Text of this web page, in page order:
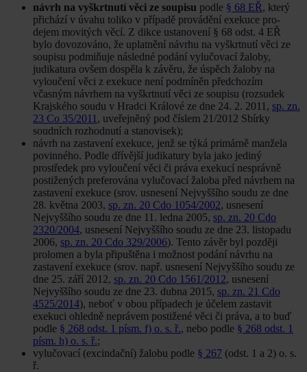
návrh na vyškrtnutí věci ze soupisu podle § 68 EŘ, který
přichází v úvahu toliko v případě provádění exekuce pro­
dejem movitých věcí. Z dikce ustanovení § 68 odst. 4 EŘ
bylo dovozováno, že uplatnění návrhu na vyškrtnutí věci ze
soupisu podmiňuje následné podání vylučovací žalo­by,
judikatura ovšem dospěla k závěru, že úspěch žaloby na
vyloučení věci z exekuce není podmíněn předchozím
včasným návrhem na vyškrtnutí věci ze soupisu (rozsudek
Krajského soudu v Hradci Králové ze dne 24. 2. 2011, sp. zn.
23 Co 35/2011 , uveřejněný pod číslem 21/2012 Sbírky
soudních rozhodnutí a stanovisek);
návrh na zastavení exekuce, jenž se týká primárně man­žela
povinného. Podle dřívější judikatury byla jako jediný
prostředek pro vyloučení věci či práva exekucí nesprávně
postižených preferována vylučovací žaloba před návrhem na
zastavení exekuce (srov. usnesení Nejvyššího soudu ze dne
28. května 2003, sp. zn. 20 Cdo 1054/2002, usnesení
Nejvyššího soudu ze dne 11. ledna 2005, sp. zn. 20 Cdo
2320/2004, usnesení Nejvyššího soudu ze dne 23. listo­padu
2006, sp. zn. 20 Cdo 329/2006). Tento závěr byl poz­ději
prolomen a byla připuštěna i možnost podání návrhu na
zastavení exekuce (srov. např. usnesení Nejvyššího sou­du ze
dne 25. září 2012, sp. zn. 20 Cdo 1561/2012, usne­sení
Nejvyššího soudu ze dne 23. dubna 2015, sp. zn. 21 Cdo
4525/2014), neboť v obou případech je účelem zasta­vit
exekuci ohledně neprávem postižené věci či práva, a to buď
podle § 268 odst. 1 písm. f) o. s. ř., nebo podle § 268 odst. 1
písm. h) o. s. ř.;
vylučovací (excindační) žalobu podle § 267 (odst. 1 a 2) o. s.
ř.